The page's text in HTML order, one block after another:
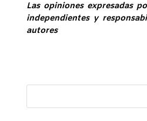
Las opiniones expresadas
independientes y
autores